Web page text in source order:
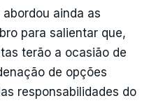
ainda as
para salientar que,
terão a ocasião de
de opções
responsabilidades do